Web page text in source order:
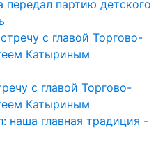
партию детского
с главой Торгово-
Катыриным